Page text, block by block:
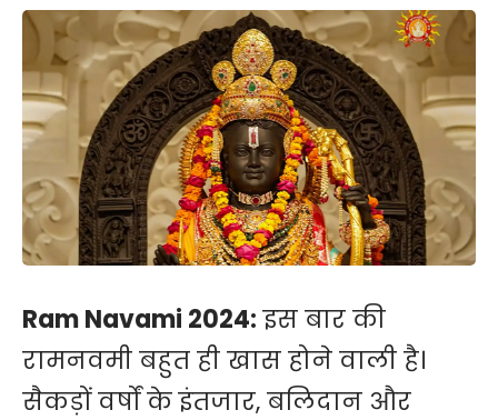
Ram Navami 2024:इस बार की
रामनवमी बहुत ही खास होने वाली है।
सैकड़ों वर्षों के इंतजार, बलिदान और